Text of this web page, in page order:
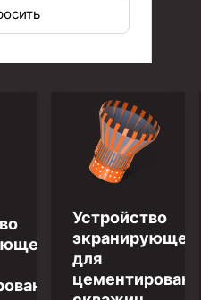
скважин УЭЦС
Устройство
экранирующее
для
цементирования